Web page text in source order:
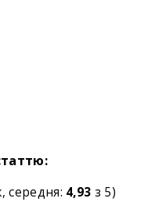
середня: 4,93 з 5)